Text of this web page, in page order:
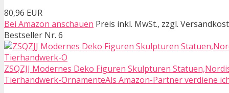
80,96 EUR
Bei Amazon anschauen Preis inkl. MwSt., zzgl.
Bestseller Nr. 6
ZSQZJJ Modernes Deko Figuren Skulpturen
Tierhandwerk-OrnamenteAls Amazon-Partner verdiene